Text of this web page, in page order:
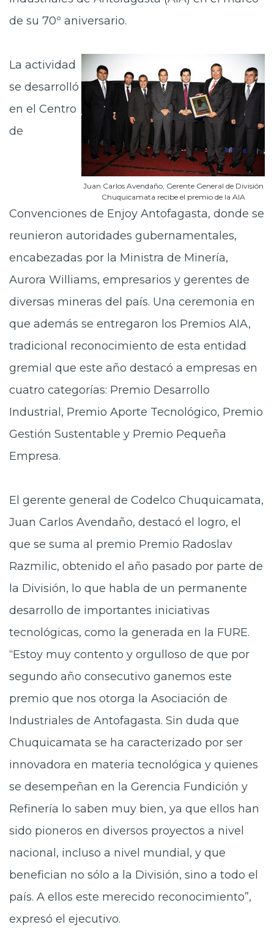
de su 70º aniversario.
Juan Carlos Avendaño, Gerente General de División
Chuquicamata recibe el premio de la AIA
La actividad
se desarrolló
en el Centro
de
Convenciones de Enjoy Antofagasta, donde se
reunieron autoridades gubernamentales,
encabezadas por la Ministra de Minería,
Aurora Williams, empresarios y gerentes de
diversas mineras del país. Una ceremonia en
que además se entregaron los Premios AIA,
tradicional reconocimiento de esta entidad
gremial que este año destacó a empresas en
cuatro categorías: Premio Desarrollo
Industrial, Premio Aporte Tecnológico, Premio
Gestión Sustentable y Premio Pequeña
Empresa.
El gerente general de Codelco Chuquicamata,
Juan Carlos Avendaño, destacó el logro, el
que se suma al premio Premio Radoslav
Razmilic, obtenido el año pasado por parte de
la División, lo que habla de un permanente
desarrollo de importantes iniciativas
tecnológicas, como la generada en la FURE.
“Estoy muy contento y orgulloso de que por
segundo año consecutivo ganemos este
premio que nos otorga la Asociación de
Industriales de Antofagasta. Sin duda que
Chuquicamata se ha caracterizado por ser
innovadora en materia tecnológica y quienes
se desempeñan en la Gerencia Fundición y
Refinería lo saben muy bien, ya que ellos han
sido pioneros en diversos proyectos a nivel
nacional, incluso a nivel mundial, y que
benefician no sólo a la División, sino a todo el
país. A ellos este merecido reconocimiento”,
expresó el ejecutivo.